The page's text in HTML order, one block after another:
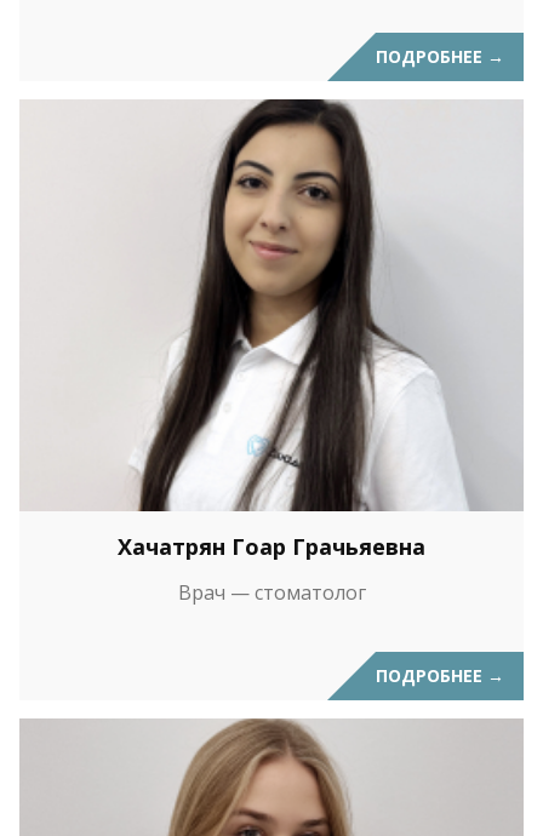
ПОДРОБНЕЕ →
Хачатрян Гоар Грачьяевна
Врач — стоматолог
ПОДРОБНЕЕ →